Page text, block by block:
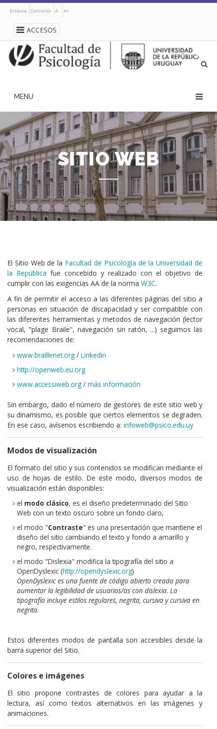
Pasar
principal
Dislexia Contraste A- A+
ACCESOS
navegación
principal
SITIO WEB
El Sitio Web de la Facultad de Psicología de la Universidad de
la República fue concebido y realizado con el objetivo de
cumplir con las exigencias AA de la norma W3C.
A fin de permitir el acceso a las diferentes páginas del sitio a
personas en situación de discapacidad y ser compatible con
las diferentes herramientas y metodos de navegación (lector
vocal, "plage Braile", navegación sin ratón, ...) seguimos las
recomendaciones de:
www.braillenet.org / Linkedin
http://openweb.eu.org
www.accessiweb.org / más información
Sin embargo, dado el número de gestores de este sitio web y
su dinamismo, es posible que ciertos elementos se degraden.
En ese caso, avísenos escribiendo a: infoweb@psico.edu.uy
Modos de visualización
El formato del sitio y sus contenidos se modifican mediante el
uso de hojas de estilo. De este modo, diversos modos de
visualización están disponibles:
el modo clásico, es el diseño predeterminado del Sitio
Web con un texto oscuro sobre un fondo claro,
el modo "Contraste" es una presentación que mantiene el
diseño del sitio cambiando el texto y fondo a amarillo y
negro, respectivamente.
el modo "Dislexia" modifica la tipografía del sitio a
OpenDyslexic (http://opendyslexic.org)
OpenDyslexic es una fuente de código abierto creada para
aumentar la legibilidad de usuarios/as con dislexia. La
tipografía incluye estilos regulares, negrita, cursiva y cursiva en
negrita.
Estos diferentes modos de pantalla son accesibles desde la
barra superior del Sitio.
Colores e imágenes
El sitio propone contrastes de colores para ayudar a la
lectura, así como textos alternativos en las imágenes y
animaciones.